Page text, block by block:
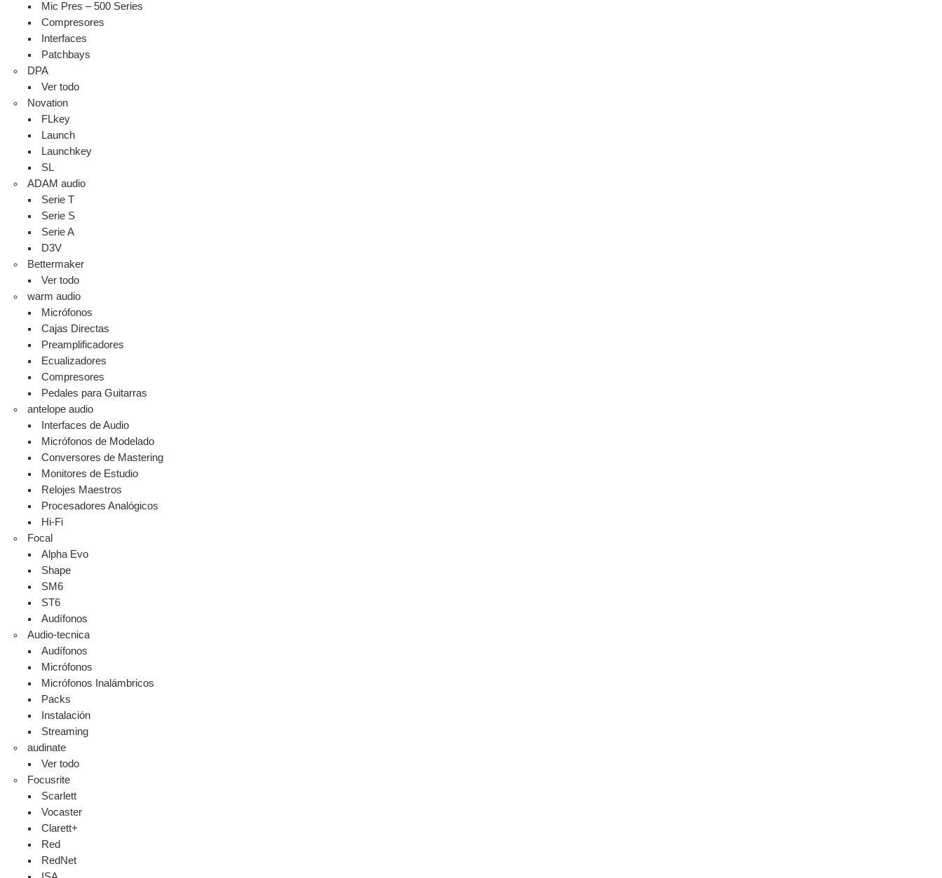
Mic Pres – 500 Series
Compresores
Interfaces
Patchbays
DPA
Ver todo
Novation
FLkey
Launch
Launchkey
SL
ADAM audio
Serie T
Serie S
Serie A
D3V
Bettermaker
Ver todo
warm audio
Micrófonos
Cajas Directas
Preamplificadores
Ecualizadores
Compresores
Pedales para Guitarras
antelope audio
Interfaces de Audio
Micrófonos de Modelado
Conversores de Mastering
Monitores de Estudio
Relojes Maestros
Procesadores Analógicos
Hi-Fi
Focal
Alpha Evo
Shape
SM6
ST6
Audífonos
Audio-tecnica
Audífonos
Micrófonos
Micrófonos Inalámbricos
Packs
Instalación
Streaming
audinate
Ver todo
Focusrite
Scarlett
Vocaster
Clarett+
Red
RedNet